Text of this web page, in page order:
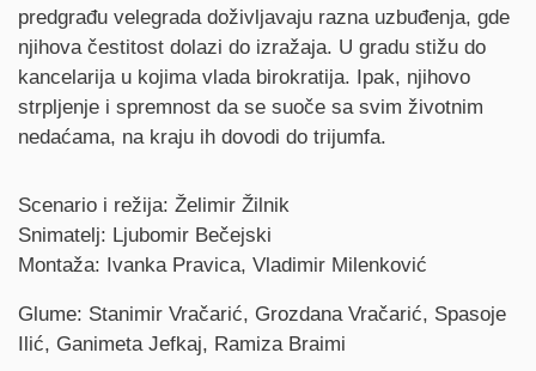
predgrađu velegrada doživljavaju razna uzbuđenja, gde
njihova čestitost dolazi do izražaja. U gradu stižu do
kancelarija u kojima vlada birokratija. Ipak, njihovo
strpljenje i spremnost da se suoče sa svim životnim
nedaćama, na kraju ih dovodi do trijumfa.
Credits
Scenario i režija: Želimir Žilnik
Snimatelj: Ljubomir Bečejski
Montaža: Ivanka Pravica, Vladimir Milenković
Glume: Stanimir Vračarić, Grozdana Vračarić, Spasoje
Ilić, Ganimeta Jefkaj, Ramiza Braimi